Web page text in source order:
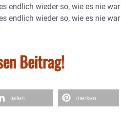
endlich wieder so, wie es nie war
endlich wieder so, wie es nie war
Beitrag!
teilen merken